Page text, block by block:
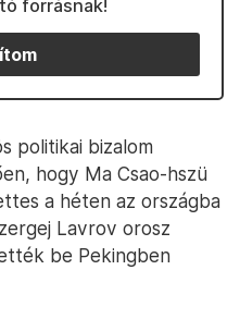
forrásnak!
politikai bizalom
hogy Ma Csao-hszü
a héten az országba
Lavrov orosz
be Pekingben